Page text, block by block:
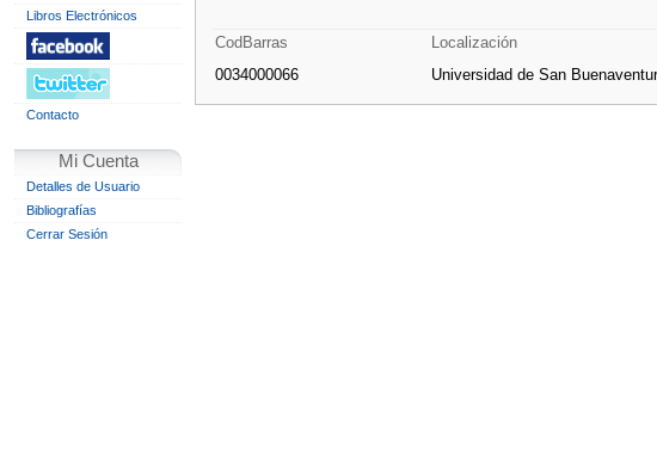
Libros Electrónicos
Contacto
Mi Cuenta
Detalles de Usuario
Bibliografías
Cerrar Sesión
CodBarras
Localización
0034000066
Universidad de San